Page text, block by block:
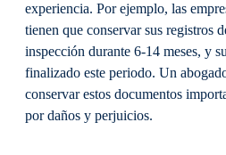
experiencia. Por ejemplo, las
tienen que conservar sus registros
inspección durante 6-14 meses, y
finalizado este periodo. Un
conservar estos documentos
por daños y perjuicios.